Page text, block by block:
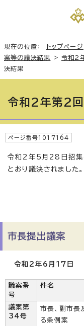
現在の位置： トップページ
案等の議決結果
>令和2
決結果
令和2年第2回
ページ番号1017164
令和2年5月28日招集
とおり議決されました。
市長提出議案
令和2年6月17日
議案番
号
件名
議案第
34号
市長、副市長
る条例案